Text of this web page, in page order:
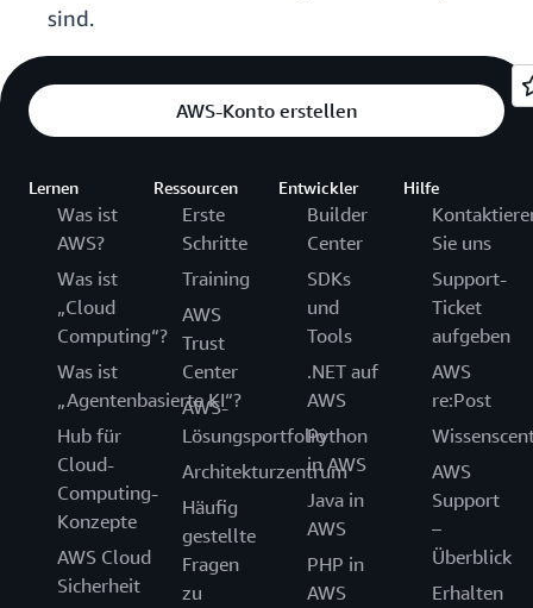
sind.
AWS-Konto erstellen
Lernen
Was ist
AWS?
Was ist
„Cloud
Computing“?
Was ist
„Agentenbasierte KI“?
Hub für
Cloud-
Computing-
Konzepte
AWS Cloud
Sicherheit
Ressourcen
Erste
Schritte
Training
AWS
Trust
Center
AWS-
Lösungsportfolio
Architekturzentrum
Häufig
gestellte
Fragen
zu
Entwickler
Builder
Center
SDKs
und
Tools
.NET auf
AWS
Python
in AWS
Java in
AWS
PHP in
AWS
Hilfe
Sie uns
Support-
Ticket
aufgeben
AWS
re:Post
AWS
Support
–
Überblick
Erhalten